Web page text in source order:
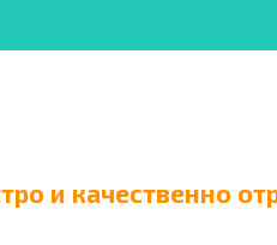
и качественно